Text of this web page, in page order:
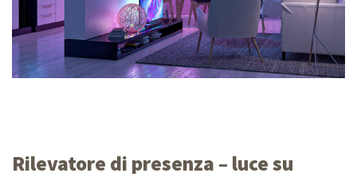
Rilevatore di presenza – luce su